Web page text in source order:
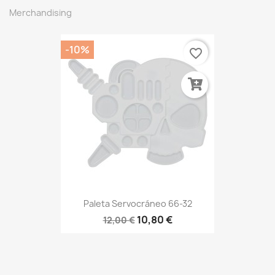
Merchandising
Paleta Servocráneo 66-32
12,00 € 10,80 €
-10% favorite_border